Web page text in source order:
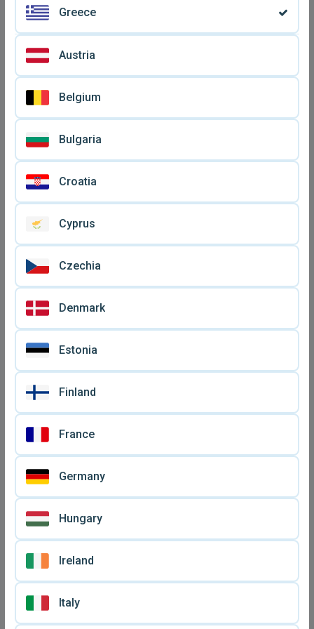
Η Μαρινέλλα Του Σήμερα
LP δίσκος
μεταχειρισμένος 1978,
ελληνικό λαϊκό
€ 10
δίσκος μεταχειρισμένο, 32
καινούργιο
Η Ελλάδα Τραγουδάει Νο 2
LP δίσκος
της Βέμπο μεταχειρισμένο,
Greece
Austria
Belgium
Bulgaria
Croatia
Cyprus
Czechia
Denmark
Estonia
Finland
France
Germany
Hungary
Ireland
Italy